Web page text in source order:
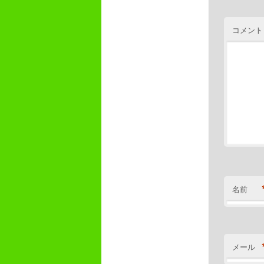
コメント
名前
メール